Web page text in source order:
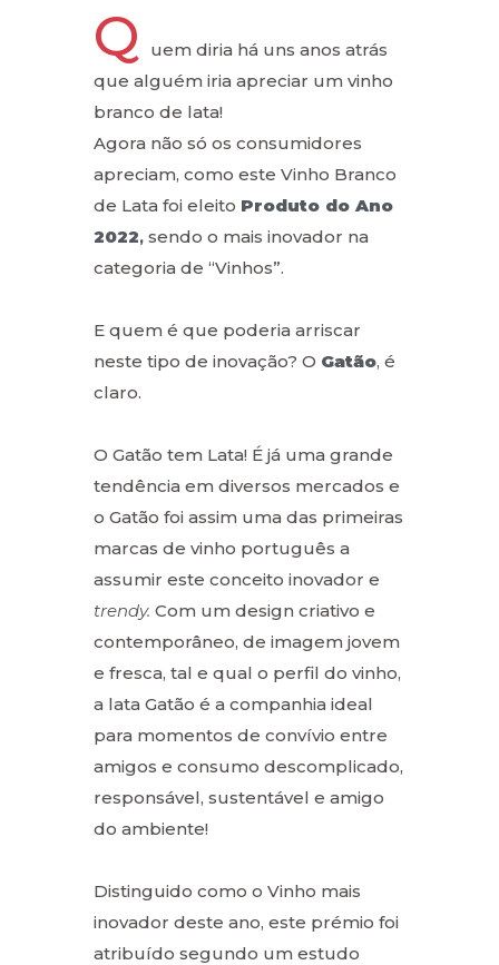
Q
uem diria há uns anos atrás
que alguém iria apreciar um vinho
branco de lata!
Agora não só os consumidores
apreciam, como este Vinho Branco
de Lata foi eleito Produto do Ano
2022, sendo o mais inovador na
categoria de “Vinhos”.
E quem é que poderia arriscar
neste tipo de inovação? O Gatão, é
claro.
O Gatão tem Lata! É já uma grande
tendência em diversos mercados e
o Gatão foi assim uma das primeiras
marcas de vinho português a
assumir este conceito inovador e
trendy. Com um design criativo e
contemporâneo, de imagem jovem
e fresca, tal e qual o perfil do vinho,
a lata Gatão é a companhia ideal
para momentos de convívio entre
amigos e consumo descomplicado,
responsável, sustentável e amigo
do ambiente!
Distinguido como o Vinho mais
inovador deste ano, este prémio foi
atribuído segundo um estudo